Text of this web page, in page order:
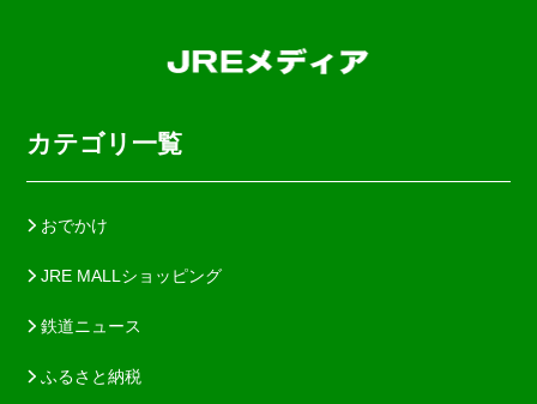
カテゴリ一覧
おでかけ
JRE MALLショッピング
鉄道ニュース
ふるさと納税